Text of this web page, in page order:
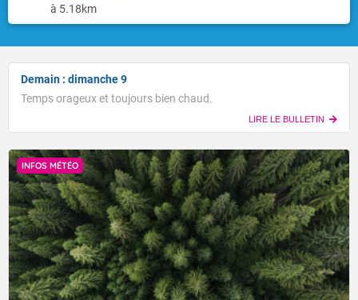
à 5.18km
Demain : dimanche 9
Temps orageux et toujours bien chaud.
LIRE LE BULLETIN
INFOS MÉTÉO